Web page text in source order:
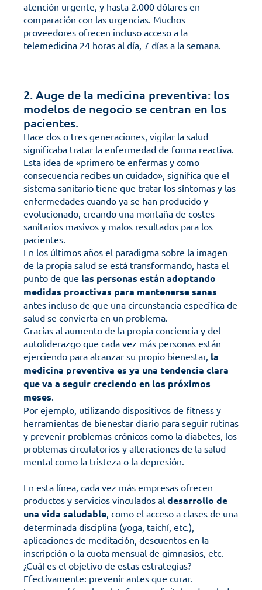
atención urgente, y hasta 2.000 dólares en
comparación con las urgencias. Muchos
proveedores ofrecen incluso acceso a la
telemedicina 24 horas al día, 7 días a la semana.
2. Auge de la medicina preventiva: los
modelos de negocio se centran en los
pacientes.
Hace dos o tres generaciones, vigilar la salud
significaba tratar la enfermedad de forma reactiva.
Esta idea de «primero te enfermas y como
consecuencia recibes un cuidado», significa que el
sistema sanitario tiene que tratar los síntomas y las
enfermedades cuando ya se han producido y
evolucionado, creando una montaña de costes
sanitarios masivos y malos resultados para los
pacientes.
En los últimos años el paradigma sobre la imagen
de la propia salud se está transformando, hasta el
punto de que las personas están adoptando
medidas proactivas para mantenerse sanas
antes incluso de que una circunstancia específica de
salud se convierta en un problema.
Gracias al aumento de la propia conciencia y del
autoliderazgo que cada vez más personas están
ejerciendo para alcanzar su propio bienestar, la
medicina preventiva es ya una tendencia clara
que va a seguir creciendo en los próximos
meses.
Por ejemplo, utilizando dispositivos de fitness y
herramientas de bienestar diario para seguir rutinas
y prevenir problemas crónicos como la diabetes, los
problemas circulatorios y alteraciones de la salud
mental como la tristeza o la depresión.
En esta línea, cada vez más empresas ofrecen
productos y servicios vinculados al desarrollo de
una vida saludable, como el acceso a clases de una
determinada disciplina (yoga, taichí, etc.),
aplicaciones de meditación, descuentos en la
inscripción o la cuota mensual de gimnasios, etc.
¿Cuál es el objetivo de estas estrategias?
Efectivamente: prevenir antes que curar.